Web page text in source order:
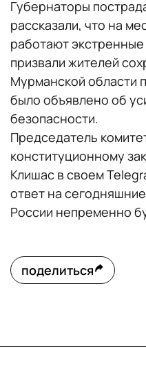
Губернаторы
рассказали, что на
работают
призвали жителей
Мурманской области
было объявлено об
безопасности.
Председатель
конституционному
Клишас в своем
ответ на
России непременно
поделиться